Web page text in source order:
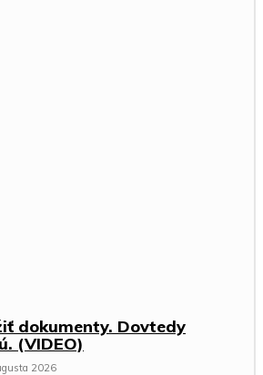
dokumenty. Dovtedy
(VIDEO)
2026